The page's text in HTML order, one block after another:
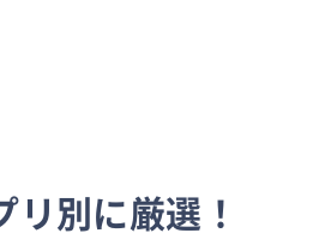
リ別に厳選！